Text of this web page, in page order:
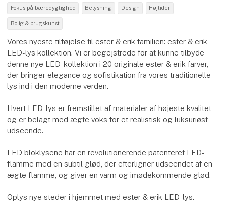
Fokus på bæredygtighed Belysning Design Højtider
Bolig & brugskunst
Vores nyeste tilføjelse til ester & erik familien: ester & erik
LED-lys kollektion. Vi er begejstrede for at kunne tilbyde
denne nye LED-kollektion i 20 originale ester & erik farver,
der bringer elegance og sofistikation fra vores traditionelle
lys ind i den moderne verden.
Hvert LED-lys er fremstillet af materialer af højeste kvalitet
og er belagt med ægte voks for et realistisk og luksuriøst
udseende.
LED bloklysene har en revolutionerende patenteret LED-
flamme med en subtil glød, der efterligner udseendet af en
ægte flamme, og giver en varm og imødekommende glød.
Oplys nye steder i hjemmet med ester & erik LED-lys.